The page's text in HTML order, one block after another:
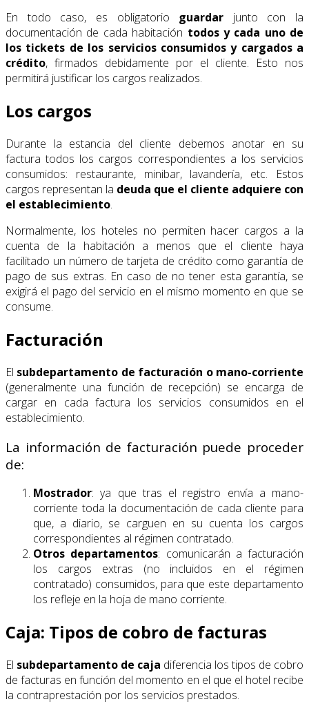
En todo caso, es obligatorio guardar junto con la
documentación de cada habitación todos y cada uno de
los tickets de los servicios consumidos y cargados a
crédito, firmados debidamente por el cliente. Esto nos
permitirá justificar los cargos realizados.
Los cargos
Durante la estancia del cliente debemos anotar en su
factura todos los cargos correspondientes a los servicios
consumidos: restaurante, minibar, lavandería, etc. Estos
cargos representan la deuda que el cliente adquiere con
el establecimiento.
Normalmente, los hoteles no permiten hacer cargos a la
cuenta de la habitación a menos que el cliente haya
facilitado un número de tarjeta de crédito como garantía de
pago de sus extras. En caso de no tener esta garantía, se
exigirá el pago del servicio en el mismo momento en que se
consume.
Facturación
El subdepartamento de facturación o mano-corriente
(generalmente una función de recepción) se encarga de
cargar en cada factura los servicios consumidos en el
establecimiento.
La información de facturación puede proceder
de:
Mostrador: ya que tras el registro envía a mano-
corriente toda la documentación de cada cliente para
que, a diario, se carguen en su cuenta los cargos
correspondientes al régimen contratado.
Otros departamentos: comunicarán a facturación
los cargos extras (no incluidos en el régimen
contratado) consumidos, para que este departamento
los refleje en la hoja de mano corriente.
Caja: Tipos de cobro de facturas
El subdepartamento de caja diferencia los tipos de cobro
de facturas en función del momento en el que el hotel recibe
la contraprestación por los servicios prestados.